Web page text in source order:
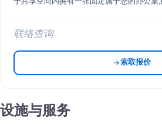
联络查询
索取报价
设施与服务